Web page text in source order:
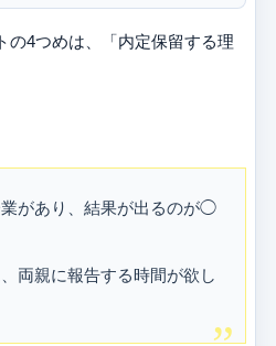
の4つめは、「内定保留する理
があり、結果が出るのが◯
両親に報告する時間が欲し